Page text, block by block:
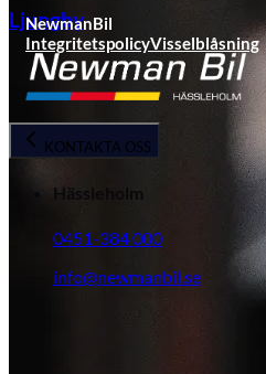
Ljungby
NewmanBil
IntegritetspolicyVisselblåsning
KONTAKTA OSS
Hässleholm
0451-384 000
info@newmanbil.se